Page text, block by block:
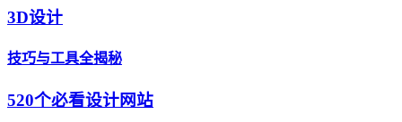
3D设计
技巧与工具全揭秘
520个必看设计网站